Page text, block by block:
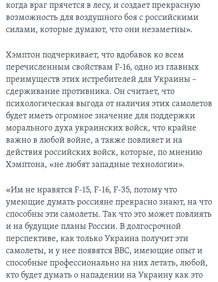
когда враг прячется в лесу, и создает прекрасную
возможность для воздушного боя с российскими
силами, которые думают, что они незаметны».
Хэмптон подчеркивает, что вдобавок ко всем
перечисленным свойствам F-16, одно из главных
преимуществ этих истребителей для Украины –
сдерживание противника. Он считает, что
психологическая выгода от наличия этих самолетов
будет иметь огромное значение для поддержки
морального духа украинских войск, что крайне
важно в любой войне, а также повлияет и на
действия российских войск, которые, по мнению
Хэмптона, «не любят западные технологии».
«Им не нравятся F-15, F-16, F-35, потому что
умеющие думать россияне прекрасно знают, на что
способны эти самолеты. Так что это может повлиять
и на будущие планы России. В долгосрочной
перспективе, как только Украина получит эти
самолеты, и у нее появятся ВВС, имеющие опыт и
способные профессионально на них летать, любой,
кто будет думать о нападении на Украину как это